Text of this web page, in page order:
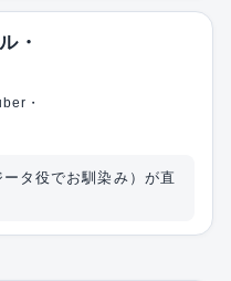
・
・
タ役でお馴染み）が直